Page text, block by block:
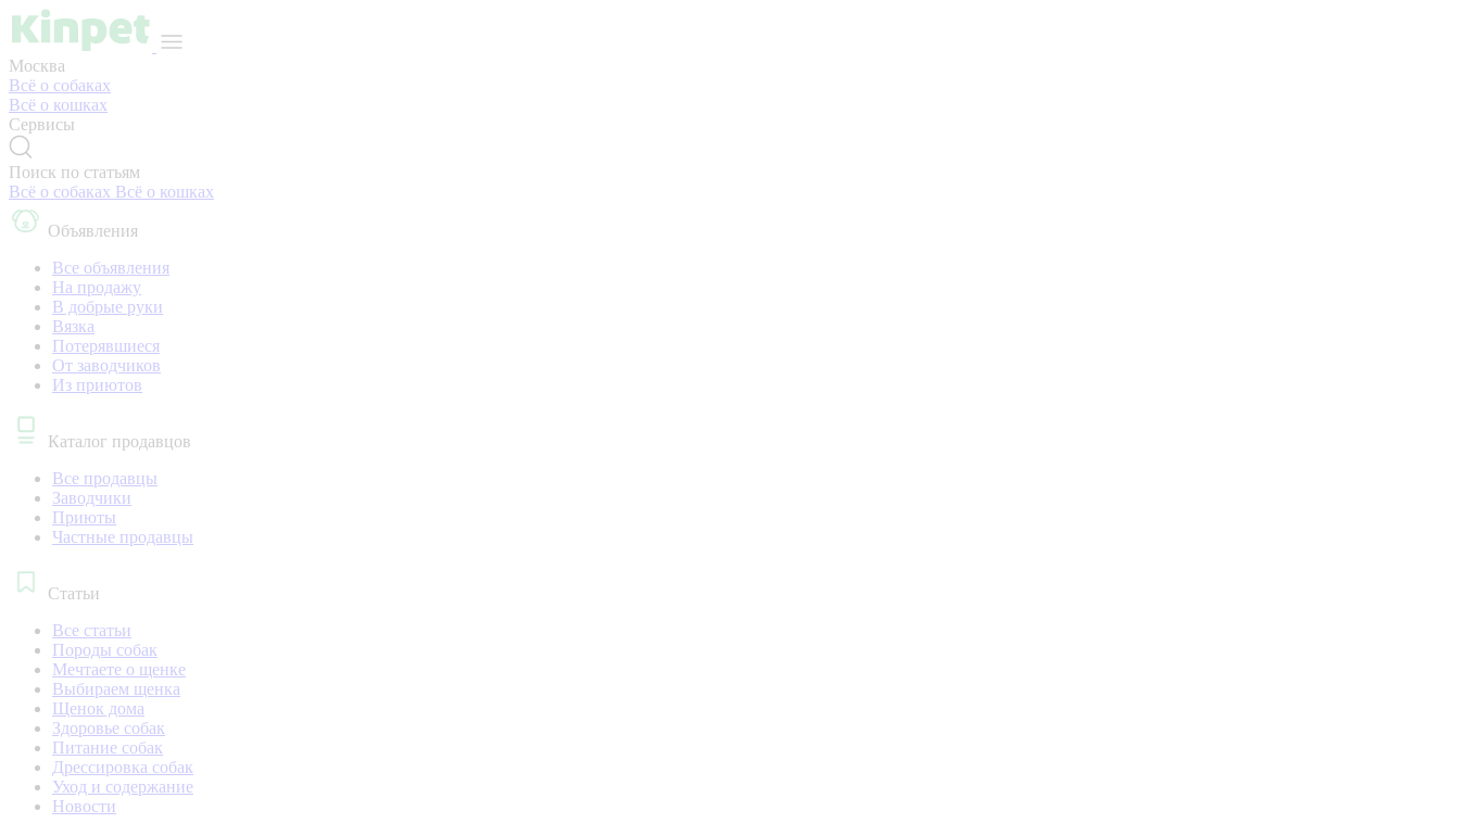
Москва
Всё о собаках
Всё о кошках
Сервисы
Поиск по статьям
Всё о собаках Всё о кошках
Объявления
Все объявления
На продажу
В добрые руки
Вязка
Потерявшиеся
От заводчиков
Из приютов
Каталог продавцов
Все продавцы
Заводчики
Приюты
Частные продавцы
Статьи
Все статьи
Породы собак
Мечтаете о щенке
Выбираем щенка
Щенок дома
Здоровье собак
Питание собак
Дрессировка собак
Уход и содержание
Новости